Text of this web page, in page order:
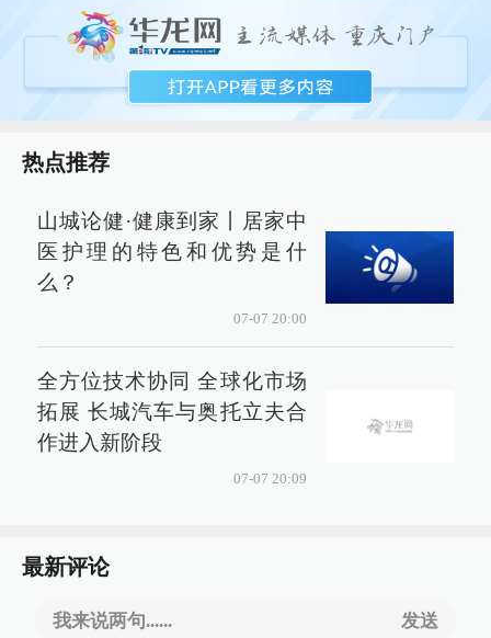
热点推荐
山城论健·健康到家丨居家中
医护理的特色和优势是什
么？
07-07 20:00
全方位技术协同 全球化市场
拓展 长城汽车与奥托立夫合
作进入新阶段
07-07 20:09
最新评论
我来说两句...... 发送